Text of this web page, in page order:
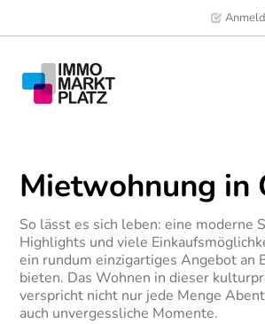
Immobilien
Mitglieder
News
Mietwohnung in
So lässt es sich leben: eine moderne
Highlights und viele
ein rundum einzigartiges Angebot an
bieten. Das Wohnen in dieser
verspricht nicht nur jede Menge
auch unvergessliche Momente.